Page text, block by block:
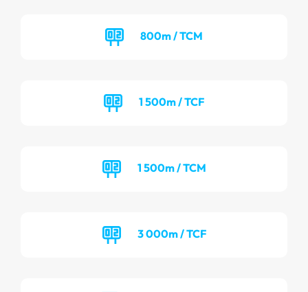
800m / TCM
1 500m / TCF
1 500m / TCM
3 000m / TCF